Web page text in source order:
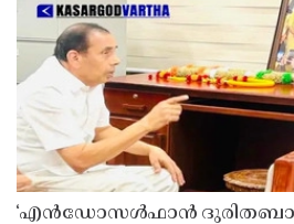
‘എൻഡോസൾഫാൻ